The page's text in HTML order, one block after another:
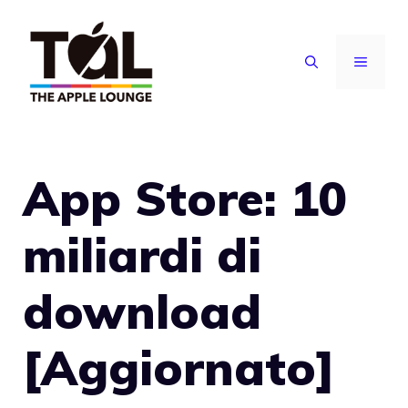
contenuto
MENU
App Store: 10
miliardi di
download
[Aggiornato]